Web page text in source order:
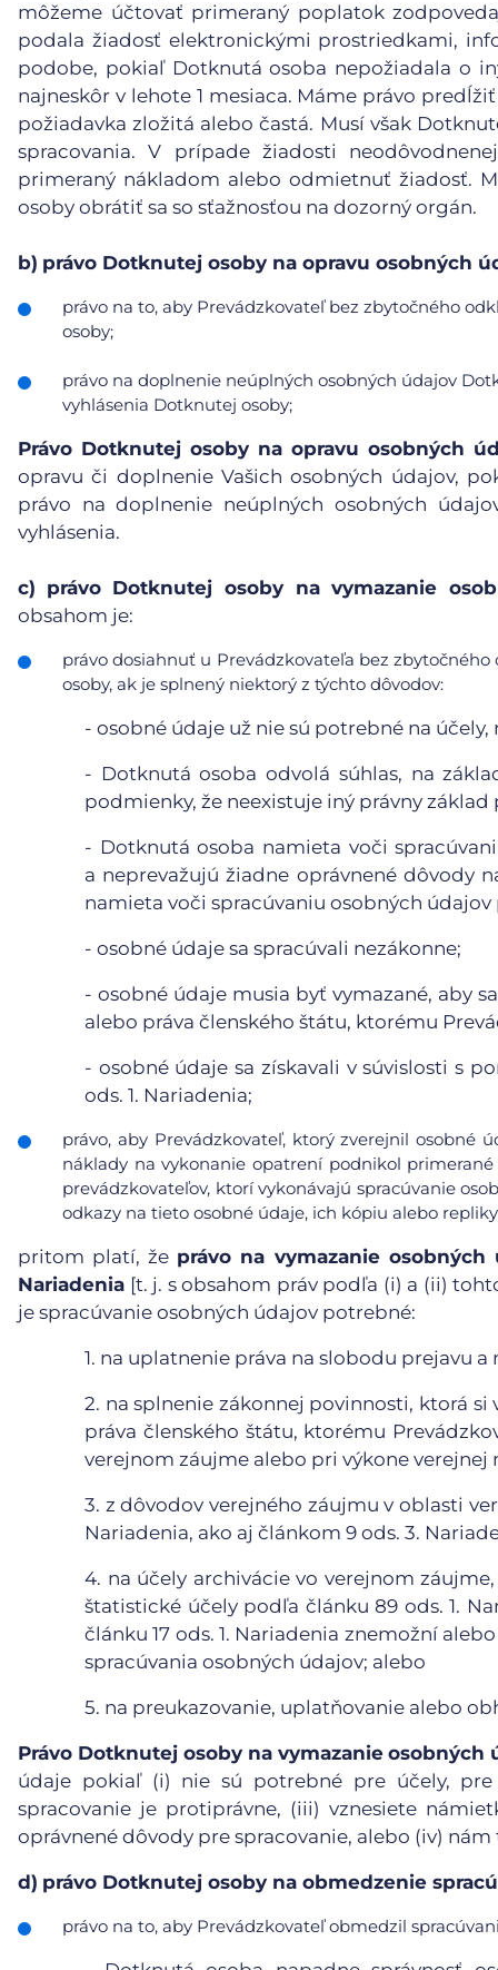
môžeme účtovať primeraný poplatok
podala žiadosť elektronickými prostriedkami,
podobe, pokiaľ Dotknutá osoba nepožiadala o
najneskôr v lehote 1 mesiaca. Máme právo
požiadavka zložitá alebo častá. Musí však
spracovania. V prípade žiadosti
primeraný nákladom alebo odmietnuť žiadosť.
osoby obrátiť sa so sťažnosťou na dozorný orgán.
b) právo Dotknutej osoby na opravu osobných
právo na to, aby Prevádzkovateľ bez zbytočného
osoby;
právo na doplnenie neúplných osobných údajov
vyhlásenia Dotknutej osoby;
Právo Dotknutej osoby na opravu osobných
opravu či doplnenie Vašich osobných údajov,
právo na doplnenie neúplných osobných
vyhlásenia.
c) právo Dotknutej osoby na vymazanie
obsahom je:
právo dosiahnuť u Prevádzkovateľa bez
osoby, ak je splnený niektorý z týchto dôvodov:
- osobné údaje už nie sú potrebné na
- Dotknutá osoba odvolá súhlas, na
podmienky, že neexistuje iný právny
- Dotknutá osoba namieta voči
a neprevažujú žiadne oprávnené dôvody
namieta voči spracúvaniu osobných údajov
- osobné údaje sa spracúvali nezákonne;
- osobné údaje musia byť vymazané, aby
alebo práva členského štátu, ktorému
- osobné údaje sa získavali v súvislosti s
ods. 1. Nariadenia;
právo, aby Prevádzkovateľ, ktorý zverejnil osobné
náklady na vykonanie opatrení podnikol
prevádzkovateľov, ktorí vykonávajú spracúvanie
odkazy na tieto osobné údaje, ich kópiu alebo
pritom platí, že právo na vymazanie
Nariadenia [t. j. s obsahom práv podľa (i) a (ii)
je spracúvanie osobných údajov potrebné:
1. na uplatnenie práva na slobodu prejavu a
2. na splnenie zákonnej povinnosti, ktorá
práva členského štátu, ktorému
verejnom záujme alebo pri výkone verejnej
3. z dôvodov verejného záujmu v oblasti
Nariadenia, ako aj článkom 9 ods. 3.
4. na účely archivácie vo verejnom
štatistické účely podľa článku 89 ods. 1.
článku 17 ods. 1. Nariadenia znemožní
spracúvania osobných údajov; alebo
5. na preukazovanie, uplatňovanie alebo
Právo Dotknutej osoby na vymazanie osobných
údaje pokiaľ (i) nie sú potrebné pre účely,
spracovanie je protiprávne, (iii) vznesiete
oprávnené dôvody pre spracovanie, alebo (iv)
d) právo Dotknutej osoby na obmedzenie
právo na to, aby Prevádzkovateľ obmedzil